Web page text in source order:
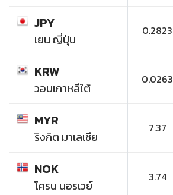
JPY
เยน ญี่ปุ่น
0.2823
KRW
วอนเกาหลีใต้
0.0263
MYR
ริงกิต มาเลเซีย
7.37
NOK
โครน นอรเวย์
3.74